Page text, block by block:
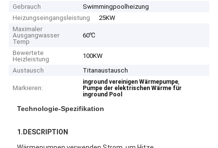
Gebrauch
Swimmingpoolheizung
Heizungseingangsleistung
25KW
Maximaler
Ausgangwasser
Temp
60℃
Bewertete
Heizleistung
100KW
Austausch
Titanaustausch
Markieren:
inground vereinigen Wärmepumpe,
Pumpe der elektrischen Wärme für
inground Pool
Technologie-Spezifikation
1.DESCRIPTION